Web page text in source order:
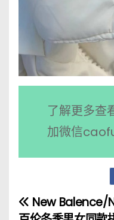
了解更多查
加微信
文New Balence/